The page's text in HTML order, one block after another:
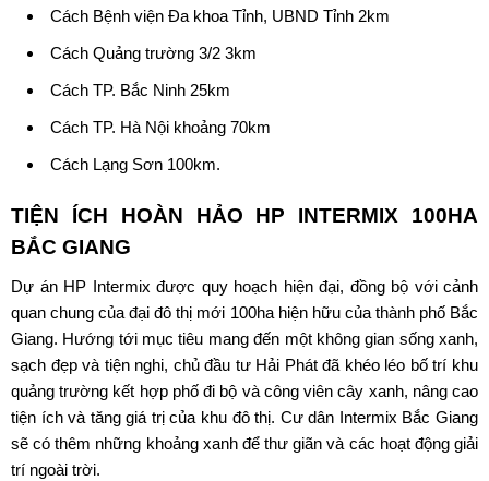
Cách Bệnh viện Đa khoa Tỉnh, UBND Tỉnh 2km
Cách Quảng trường 3/2 3km
Cách TP. Bắc Ninh 25km
Cách TP. Hà Nội khoảng 70km
Cách Lạng Sơn 100km.
TIỆN ÍCH HOÀN HẢO HP INTERMIX 100HA
BẮC GIANG
Dự án HP Intermix được quy hoạch hiện đại, đồng bộ với cảnh
quan chung của đại đô thị mới 100ha hiện hữu của thành phố Bắc
Giang. Hướng tới mục tiêu mang đến một không gian sống xanh,
sạch đẹp và tiện nghi, chủ đầu tư Hải Phát đã khéo léo bố trí khu
quảng trường kết hợp phố đi bộ và công viên cây xanh, nâng cao
tiện ích và tăng giá trị của khu đô thị. Cư dân Intermix Bắc Giang
sẽ có thêm những khoảng xanh để thư giãn và các hoạt động giải
trí ngoài trời.